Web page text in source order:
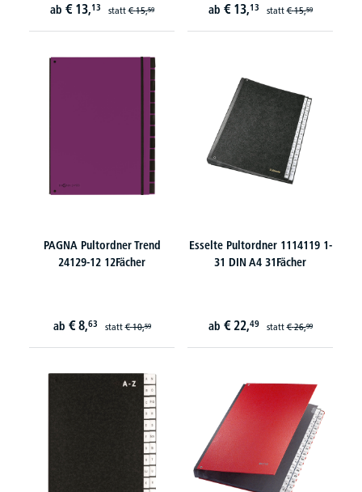
ab € 13,13 statt€ 15,59 ab € 13,13 statt€ 15,59
PAGNA Pultordner Trend
24129-12 12Fächer
ab € 8,63 statt€ 10,59
Esselte Pultordner 1114119 1-
31 DIN A4 31Fächer
ab € 22,49 statt€ 26,99